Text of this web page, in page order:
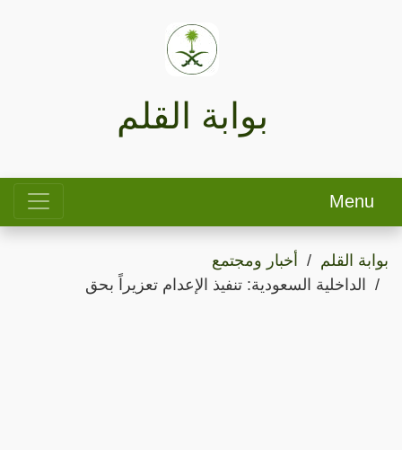
بوابة القلم
Menu
بوابة القلم
أخبار ومجتمع
الداخلية السعودية: تنفيذ الإعدام تعزيراً بحق